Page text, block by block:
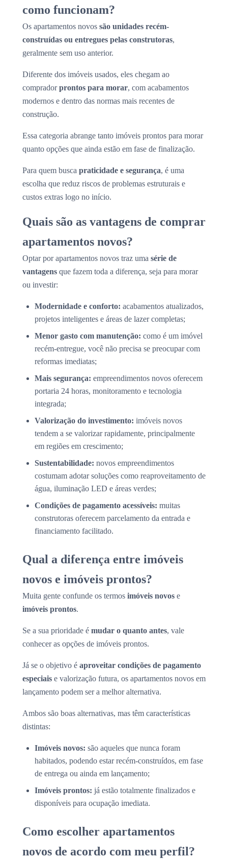
como funcionam?
Os apartamentos novos são unidades recém-
construídas ou entregues pelas construtoras,
geralmente sem uso anterior.
Diferente dos imóveis usados, eles chegam ao
compradorprontos para morar, com acabamentos
modernos e dentro das normas mais recentes de
construção.
Essa categoria abrange tanto imóveis prontos para morar
quanto opções que ainda estão em fase de finalização.
Para quem busca praticidade e segurança, é uma
escolha que reduz riscos de problemas estruturais e
custos extras logo no início.
Quais são as vantagens de comprar
apartamentos novos?
Optar por apartamentos novos traz uma série de
vantagens que fazem toda a diferença, seja para morar
ou investir:
Modernidade e conforto: acabamentos atualizados,
projetos inteligentes e áreas de lazer completas;
Menor gasto com manutenção: como é um imóvel
recém-entregue, você não precisa se preocupar com
reformas imediatas;
Mais segurança: empreendimentos novos oferecem
portaria 24 horas, monitoramento e tecnologia
integrada;
Valorização do investimento: imóveis novos
tendem a se valorizar rapidamente, principalmente
em regiões em crescimento;
Sustentabilidade: novos empreendimentos
costumam adotar soluções como reaproveitamento de
água, iluminação LED e áreas verdes;
Condições de pagamento acessíveis: muitas
construtoras oferecem parcelamento da entrada e
financiamento facilitado.
Qual a diferença entre imóveis
novos e imóveis prontos?
Muita gente confunde os termos imóveis novos e
imóveis prontos.
Se a sua prioridade é mudar o quanto antes, vale
conhecer as opções de imóveis prontos.
Já se o objetivo é aproveitar condições de pagamento
especiais e valorização futura, os apartamentos novos em
lançamento podem ser a melhor alternativa.
Ambos são boas alternativas, mas têm características
distintas:
Imóveis novos: são aqueles que nunca foram
habitados, podendo estar recém-construídos, em fase
de entrega ou ainda em lançamento;
Imóveis prontos: já estão totalmente finalizados e
disponíveis para ocupação imediata.
Como escolher apartamentos
novos de acordo com meu perfil?